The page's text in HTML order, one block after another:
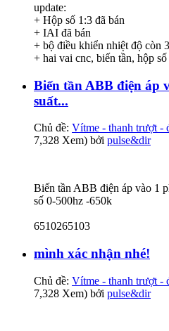
update:
+ Hộp số 1:3 đã bán
+ IAI đã bán
+ bộ điều khiển nhiệt độ còn
+ hai vai cnc, biến tần, hộp
Biến tần ABB điện áp
suất...
Chủ đề: Vítme - thanh trượt -
7,328 Xem) bởi pulse&dir
Biến tần ABB điện áp vào 1
số 0-500hz -650k
6510265103
mình xác nhận nhé!
Chủ đề: Vítme - thanh trượt -
7,328 Xem) bởi pulse&dir